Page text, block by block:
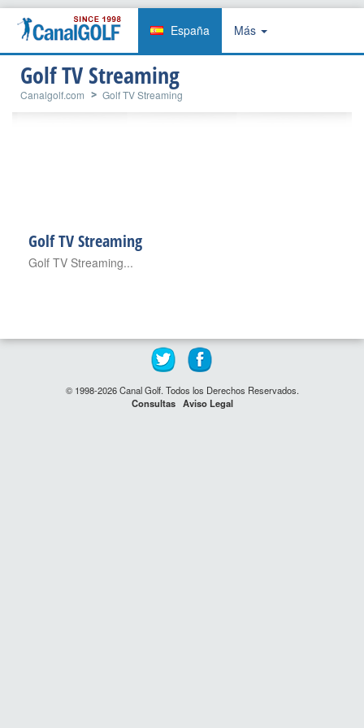
España Más
Golf TV Streaming
Canalgolf.com Golf TV Streaming
Golf TV Streaming
Golf TV Streaming...
© 1998-2026 Canal Golf. Todos los Derechos Reservados.
Consultas Aviso Legal